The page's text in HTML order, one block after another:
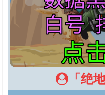
「绝